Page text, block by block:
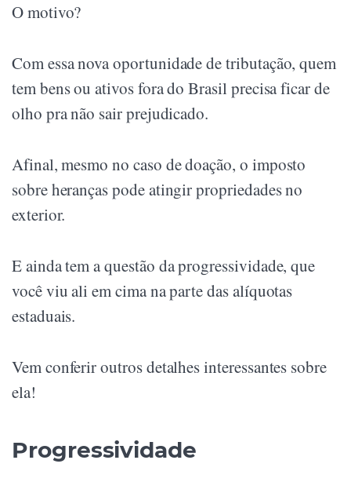
O motivo?
Com essa nova oportunidade de tributação, quem
tem bens ou ativos fora do Brasil precisa ficar de
olho pra não sair prejudicado.
Afinal, mesmo no caso de doação, o imposto
sobre heranças pode atingir propriedades no
exterior.
E ainda tem a questão da progressividade, que
você viu ali em cima na parte das alíquotas
estaduais.
Vem conferir outros detalhes interessantes sobre
ela!
Progressividade